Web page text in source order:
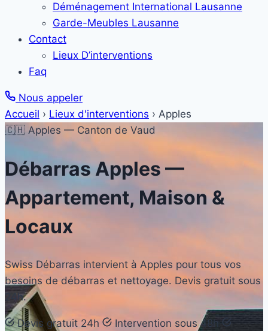
Déménagement International Lausanne
Garde-Meubles Lausanne
Contact
Lieux D’interventions
Faq
Nous appeler
Accueil › Lieux d'interventions › Apples
🇨🇭 Apples — Canton de Vaud
DébarrasApples—
Appartement, Maison &
Locaux
Swiss Débarras intervient à Apples pour tous vos
besoins de débarras et nettoyage. Devis gratuit sous
24h.
Devis gratuit 24h
Intervention sous 48h